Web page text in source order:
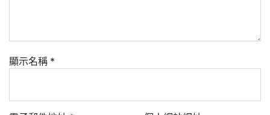
顯示名稱 *